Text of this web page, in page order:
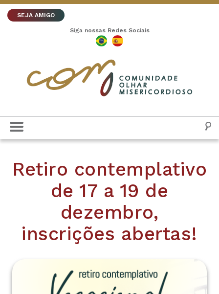
SEJA AMIGO
Siga nossas Redes Sociais
Retiro contemplativo
de 17 a 19 de
dezembro,
inscrições abertas!